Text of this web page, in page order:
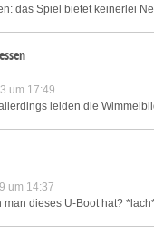
das Spiel bietet keinerlei
um 17:49
leiden die
um 14:37
dieses U-Boot hat?